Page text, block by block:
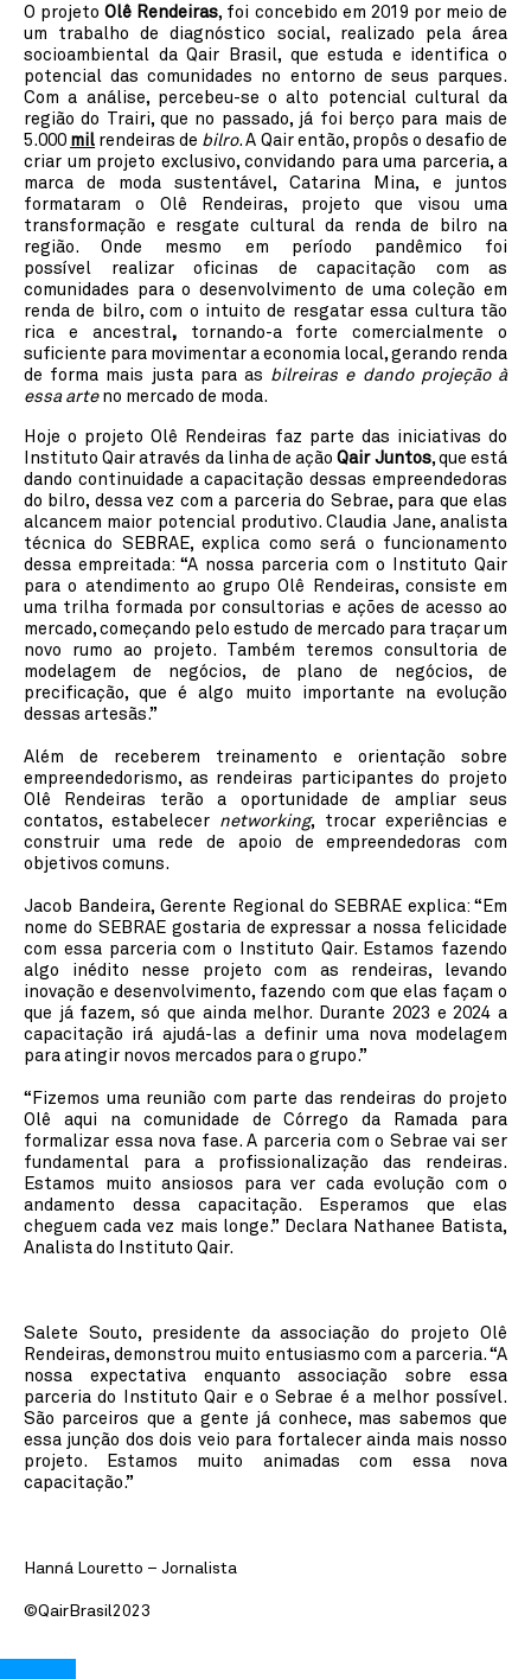
O projetoOlê Rendeiras, foi concebido em 2019 por meio de
um trabalho de diagnóstico social, realizado pela área
socioambiental da Qair Brasil, que estuda e identifica o
potencial das comunidades no entorno de seus parques.
Com a análise, percebeu-se o alto potencial cultural da
região do Trairi, que no passado, já foi berço para mais de
5.000 mil rendeiras de bilro. A Qair então, propôs o desafio de
criar um projeto exclusivo, convidando para uma parceria, a
marca de moda sustentável, Catarina Mina, e juntos
formataram o Olê Rendeiras, projeto que visou uma
transformação e resgate cultural da renda de bilro na
região. Onde mesmo em período pandêmico foi
possível realizar oficinas de capacitação com as
comunidades para o desenvolvimento de uma coleção em
renda de bilro, com o intuito de resgatar essa cultura tão
rica e ancestral,tornando-a forte comercialmente o
suficiente para movimentar a economia local, gerando renda
de forma mais justa para as bilreiras e dando projeção à
essa arteno mercado de moda.
Hoje o projeto Olê Rendeiras faz parte das iniciativas do
Instituto Qair através da linha de açãoQair Juntos, que está
dando continuidade a capacitação dessas empreendedoras
do bilro, dessa vez com a parceria do Sebrae, para que elas
alcancem maior potencial produtivo. Claudia Jane, analista
técnica do SEBRAE, explica como será o funcionamento
dessa empreitada: “A nossa parceria com o Instituto Qair
para o atendimento ao grupo Olê Rendeiras, consiste em
uma trilha formada por consultorias e ações de acesso ao
mercado, começando pelo estudo de mercado para traçar um
novo rumo ao projeto. Também teremos consultoria de
modelagem de negócios, de plano de negócios, de
precificação, que é algo muito importante na evolução
dessas artesãs.”
Além de receberem treinamento e orientação sobre
empreendedorismo, as rendeiras participantes do projeto
Olê Rendeiras terão a oportunidade de ampliar seus
contatos, estabelecer networking, trocar experiências e
construir uma rede de apoio de empreendedoras com
objetivos comuns.
Jacob Bandeira, Gerente Regional do SEBRAE explica: “Em
nome do SEBRAE gostaria de expressar a nossa felicidade
com essa parceria com o Instituto Qair. Estamos fazendo
algo inédito nesse projeto com as rendeiras, levando
inovação e desenvolvimento, fazendo com que elas façam o
que já fazem, só que ainda melhor. Durante 2023 e 2024 a
capacitação irá ajudá-las a definir uma nova modelagem
para atingir novos mercados para o grupo.”
“Fizemos uma reunião com parte das rendeiras do projeto
Olê aqui na comunidade de Córrego da Ramada para
formalizar essa nova fase. A parceria com o Sebrae vai ser
fundamental para a profissionalização das rendeiras.
Estamos muito ansiosos para ver cada evolução com o
andamento dessa capacitação. Esperamos que elas
cheguem cada vez mais longe.” Declara Nathanee Batista,
Analista do Instituto Qair.
Salete Souto, presidente da associação do projeto Olê
Rendeiras, demonstrou muito entusiasmo com a parceria. “A
nossa expectativa enquanto associação sobre essa
parceria do Instituto Qair e o Sebrae é a melhor possível.
São parceiros que a gente já conhece, mas sabemos que
essa junção dos dois veio para fortalecer ainda mais nosso
projeto. Estamos muito animadas com essa nova
capacitação.”
Hanná Louretto – Jornalista
©QairBrasil2023